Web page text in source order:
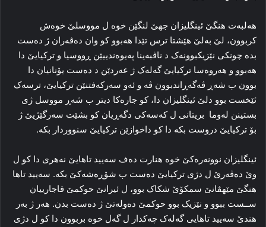
هەلبەت هنگێ ئینگلیزان جهێ لنگێن خوە ل مووسلێ خوەش
کربوون، لێ بەلێ هێشتا ترس تێدا هەبوو کو وان دەڤەران ژ دەست
بدە چونکی نێزیکبوونەک د ناڤبەینا پەیوەندییێن ڕووسیا و ترکیایێ دا
هەبوو و هەروەسا ترکیایێ گەلەک ژ عەردێن د دەست یۆنانیان دا
بوون ب شەڕ ڤەگەڕاندبوون ڤە و ئەو سەرکەفتنێن ترکیایێ، ترسەک
ئێخست بوو دلێ ئینگلیزان دا، کو جارەکا دیتر ب شەڕ مووسل ژی
بستینن لەوما بریتانی ل کەسەکی دگەڕیان کو بشێت سەرگێژیێ ژ
بۆ ترکیایێ دروست بکە دا کو داخوازێن ترکیایێ سنووردار بکە.
ئینگلیزان نوونەرەكێ خوە هنارت دەف سەیید تاهایێ نەهری دا کو ل
وێ دەڤەرێ ل دژی ترکیایێ دەست ب شۆڕەشەکێ بکە. سەیید تاها
هنگێ مێهڤانێ سمکۆێ شکاک بوو، ل ئیرانێ حوکمێ قاجارییان
ســست ببوو و نێزیک بوو حوکمێ دەولەتێ ژ دەست بدن. هەر ژ بەر
هندێ سەیید تاهایی گەلەک چەکدار ل گەل خوە بربوون دا کو ل دژی